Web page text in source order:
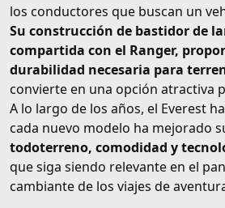
los conductores que buscan un
Su construcción de bastidor de
compartida con el Ranger,
durabilidad necesaria para
convierte en una opción atractiva
A lo largo de los años, el Everest
cada nuevo modelo ha mejorado
todoterreno, comodidad y
que siga siendo relevante en el
cambiante de los viajes de